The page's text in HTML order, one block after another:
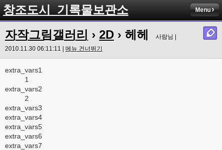
창조도시_기록물보관소 Menu
자작그림갤러리 › 2D › 헤헤
사람님 |
2010.11.30 06:11:11 | 메뉴 건너뛰기
extra_vars1
1
extra_vars2
2
extra_vars3
extra_vars4
extra_vars5
extra_vars6
extra_vars7